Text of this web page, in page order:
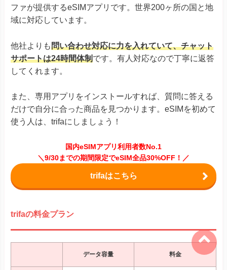
ファが提供するeSIMアプリです。世界200ヶ所の国と地
域に対応しています。
他社よりも問い合わせ対応に力を入れていて、チャット
サポートは24時間体制です。有人対応なので丁寧に返答
してくれます。
また、専用アプリをインストールすれば、質問に答える
だけで自分に合った商品を見つかります。eSIMを初めて
使う人は、trifaにしましょう！
国内eSIMアプリ利用者数No.1
＼9/30までの期間限定でeSIM全品30%OFF！／
trifaはこちら
trifaの料金プラン
データ容量 料金